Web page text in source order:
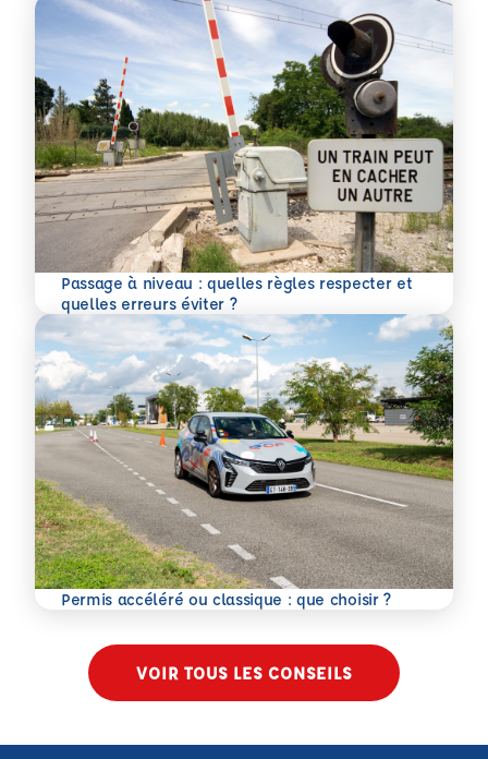
Passage à niveau : quelles règles respecter et
quelles erreurs éviter ?
En savoir plus
Permis accéléré ou classique : que choisir ?
En savoir plus
VOIR TOUS LES CONSEILS